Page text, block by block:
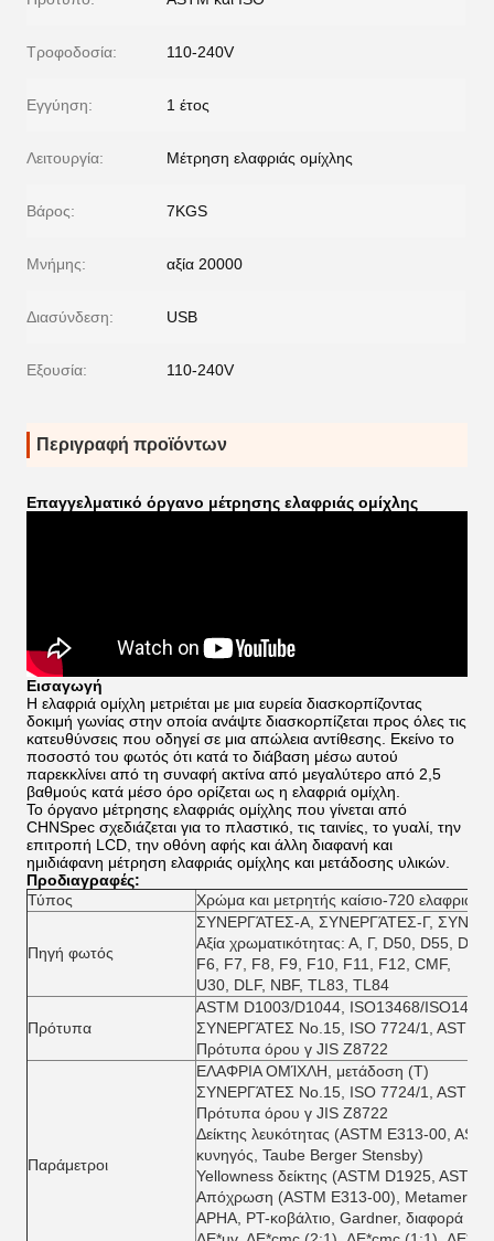
Τροφοδοσία: 110-240V
Εγγύηση: 1 έτος
Λειτουργία: Μέτρηση ελαφριάς ομίχλης
Βάρος: 7KGS
Μνήμης: αξία 20000
Διασύνδεση: USB
Εξουσία: 110-240V
Περιγραφή προϊόντων
Επαγγελματικό όργανο μέτρησης ελαφριάς ομίχλης
Εισαγωγή
Η ελαφριά ομίχλη μετριέται με μια ευρεία διασκορπίζοντας
δοκιμή γωνίας στην οποία ανάψτε διασκορπίζεται προς όλες τις
κατευθύνσεις που οδηγεί σε μια απώλεια αντίθεσης. Εκείνο το
ποσοστό του φωτός ότι κατά το διάβαση μέσω αυτού
παρεκκλίνει από τη συναφή ακτίνα από μεγαλύτερο από 2,5
βαθμούς κατά μέσο όρο ορίζεται ως η ελαφριά ομίχλη.
Το όργανο μέτρησης ελαφριάς ομίχλης που γίνεται από
CHNSpec σχεδιάζεται για το πλαστικό, τις ταινίες, το γυαλί, την
επιτροπή LCD, την οθόνη αφής και άλλη διαφανή και
ημιδιάφανη μέτρηση ελαφριάς ομίχλης και μετάδοσης υλικών.
Προδιαγραφές:
Τύπος
Χρώμα και μετρητής καίσιο-720 ελαφριάς
Πηγή φωτός
ΣΥΝΕΡΓΆΤΕΣ-Α, ΣΥΝΕΡΓΆΤΕΣ-Γ,
Αξία χρωματικότητας: Α, Γ, D50, D55,
F6, F7, F8, F9, F10, F11, F12, CMF,
U30, DLF, NBF, TL83, TL84
Πρότυπα
ASTM D1003/D1044, ISO13468/ISO14782
ΣΥΝΕΡΓΆΤΕΣ No.15, ISO 7724/1, ASTM
Πρότυπα όρου γ JIS Z8722
Παράμετροι
ΕΛΑΦΡΙΑ ΟΜΊΧΛΗ, μετάδοση (Τ)
ΣΥΝΕΡΓΆΤΕΣ No.15, ISO 7724/1, ASTM
Πρότυπα όρου γ JIS Z8722
Δείκτης λευκότητας (ASTM E313-00,
κυνηγός, Taube Berger Stensby)
Yellowness δείκτης (ASTM D1925,
Απόχρωση (ASTM E313-00), Metamerism
APHA, PT-κοβάλτιο, Gardner, διαφορά